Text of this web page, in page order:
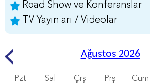
Road Show ve Konferanslar
TV Yayınları / Videolar
Ağustos 2026
Pzt Sal Çrş Prş Cum